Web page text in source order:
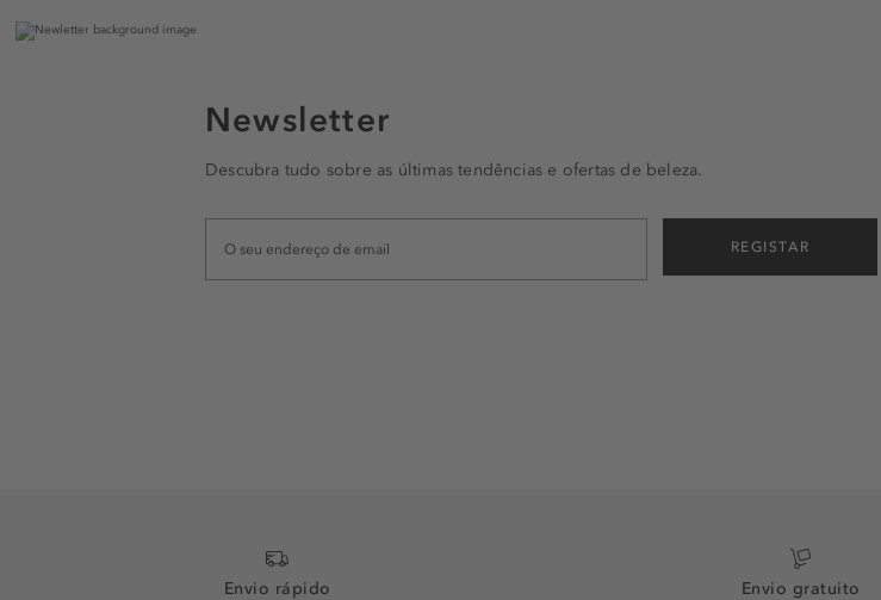
Newsletter
Descubra tudo sobre as últimas tendências e ofertas de beleza.
REGISTAR
Envio rápido
Envio gratuito